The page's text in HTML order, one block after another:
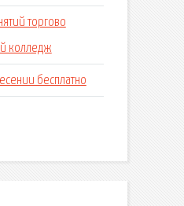
торгово
колледж
бесплатно